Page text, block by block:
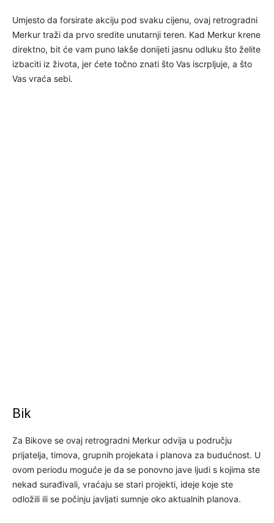
Umjesto da forsirate akciju pod svaku cijenu, ovaj retrogradni
Merkur traži da prvo sredite unutarnji teren. Kad Merkur krene
direktno, bit će vam puno lakše donijeti jasnu odluku što želite
izbaciti iz života, jer ćete točno znati što Vas iscrpljuje, a što
Vas vraća sebi.
Bik
Za Bikove se ovaj retrogradni Merkur odvija u području
prijatelja, timova, grupnih projekata i planova za budućnost. U
ovom periodu moguće je da se ponovno jave ljudi s kojima ste
nekad surađivali, vraćaju se stari projekti, ideje koje ste
odložili ili se počinju javljati sumnje oko aktualnih planova.